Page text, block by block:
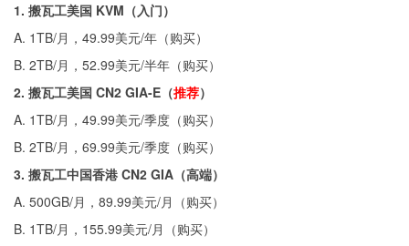
1. 搬瓦工美国 KVM（入门）
A. 1TB/月，49.99美元/年（购买）
B. 2TB/月，52.99美元/半年（购买）
2. 搬瓦工美国 CN2 GIA-E（推荐）
A. 1TB/月，49.99美元/季度（购买）
B. 2TB/月，69.99美元/季度（购买）
3. 搬瓦工中国香港 CN2 GIA（高端）
A. 500GB/月，89.99美元/月（购买）
B. 1TB/月，155.99美元/月（购买）